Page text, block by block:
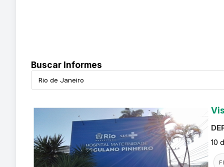
Buscar Informes
10